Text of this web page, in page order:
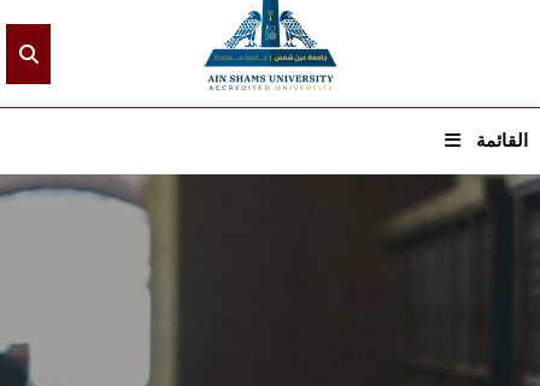
القائمة
القطاعـات